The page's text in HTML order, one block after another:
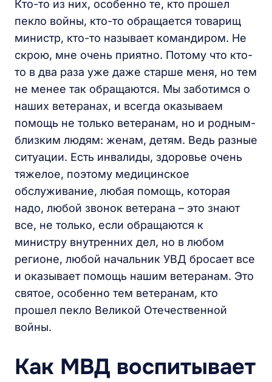
Кто-то из них, особенно те, кто прошел
пекло войны, кто-то обращается товарищ
министр, кто-то называет командиром. Не
скрою, мне очень приятно. Потому что кто-
то в два раза уже даже старше меня, но тем
не менее так обращаются. Мы заботимся о
наших ветеранах, и всегда оказываем
помощь не только ветеранам, но и родным-
близким людям: женам, детям. Ведь разные
ситуации. Есть инвалиды, здоровье очень
тяжелое, поэтому медицинское
обслуживание, любая помощь, которая
надо, любой звонок ветерана – это знают
все, не только, если обращаются к
министру внутренних дел, но в любом
регионе, любой начальник УВД бросает все
и оказывает помощь нашим ветеранам. Это
святое, особенно тем ветеранам, кто
прошел пекло Великой Отечественной
войны.
Как МВД воспитывает